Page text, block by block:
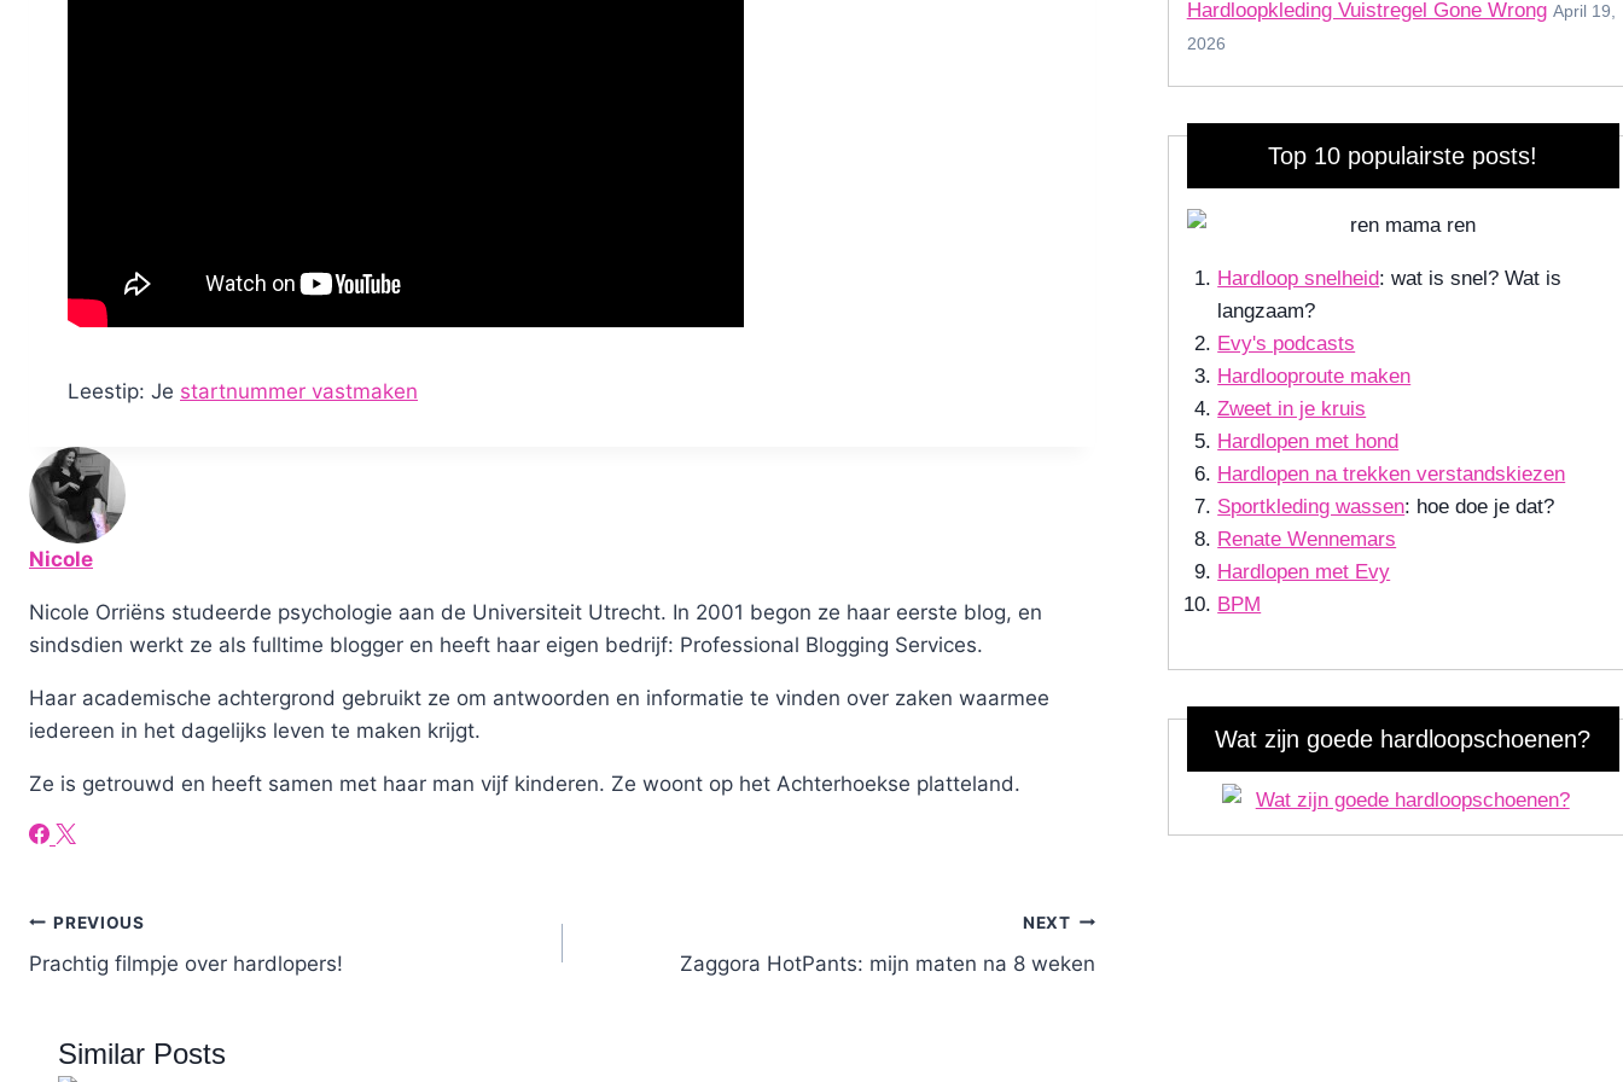
Leestip: Je startnummer vastmaken
Nicole
Nicole Orriëns studeerde psychologie aan de Universiteit Utrecht. In 2001 begon ze haar eerste blog, en
sindsdien werkt ze als fulltime blogger en heeft haar eigen bedrijf: Professional Blogging Services.
Haar academische achtergrond gebruikt ze om antwoorden en informatie te vinden over zaken waarmee
iedereen in het dagelijks leven te maken krijgt.
Ze is getrouwd en heeft samen met haar man vijf kinderen. Ze woont op het Achterhoekse platteland.
Post
navigation
PREVIOUS
Prachtig filmpje over hardlopers!
NEXT
Zaggora HotPants: mijn maten na 8 weken
Similar Posts
Hardloopkleding Vuistregel Gone Wrong April 19,
2026
Top 10 populairste posts!
Hardloop snelheid: wat is snel? Wat is
langzaam?
Evy's podcasts
Hardlooproute maken
Zweet in je kruis
Hardlopen met hond
Hardlopen na trekken verstandskiezen
Sportkleding wassen: hoe doe je dat?
Renate Wennemars
Hardlopen met Evy
BPM
Wat zijn goede hardloopschoenen?